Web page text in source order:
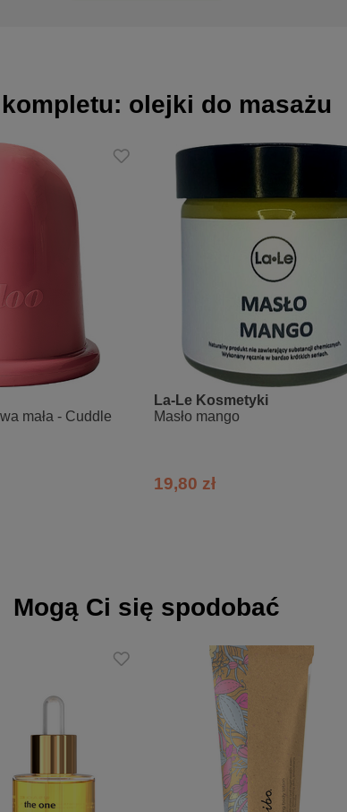
lutea, zimnotłoczony olej chia, masło
w problematyczne miejsca skóry każdorazowo po
używać przy body wrappingu.
ziołowe lub owocowe.
żołądkowi, nie rozcieńczysz soków trawiennych. Pij
liściaste - tam znajdziesz najwięcej cennych dla
balsamu zobaczysz u siebie szybciej!
Isoamyl Laurate*, Glyceryl Stearate Citrate*, Salvia
Seed Oil, Coco-Caprylate/Caprate*, Cetyl Esters*,
Seed Oil, Sesamum Indicum Seed Oil, Helianthus
olejki do masażu
mała - Cuddle
La-Le Kosmetyki
Masło mango
19,80 zł
Mogą Ci się spodobać